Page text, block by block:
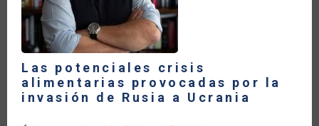
Las potenciales crisis
alimentarias provocadas por la
invasión de Rusia a Ucrania